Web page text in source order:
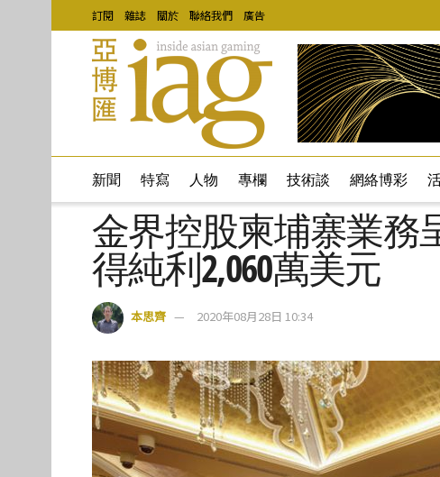
訂閱 雜誌 關於 聯絡我們 廣告
新聞 特寫 人物 專欄 技術談 網絡博彩
金界控股柬埔寨業務
得純利2,060萬美元
本思齊 2020年08月28日 10:34